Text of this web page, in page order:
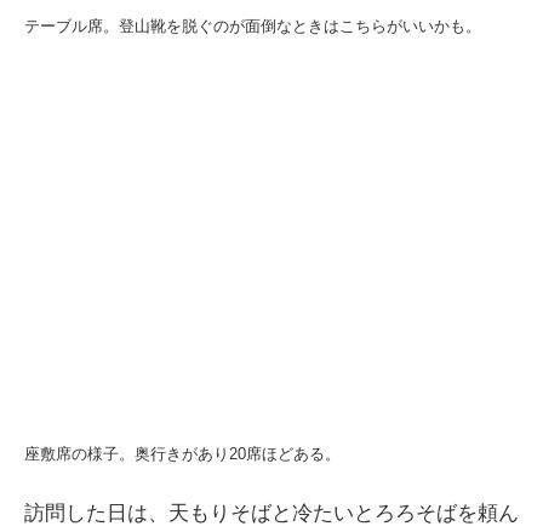
テーブル席。登山靴を脱ぐのが面倒なときはこちらがいいかも。
座敷席の様子。奥行きがあり20席ほどある。
訪問した日は、天もりそばと冷たいとろろそばを頼ん